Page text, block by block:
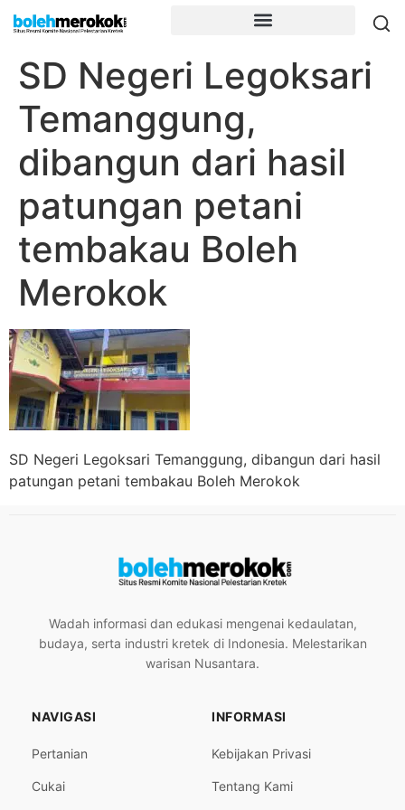
SD Negeri Legoksari
Temanggung,
dibangun dari hasil
patungan petani
tembakau Boleh
Merokok
SD Negeri Legoksari Temanggung, dibangun dari hasil
patungan petani tembakau Boleh Merokok
Wadah informasi dan edukasi mengenai kedaulatan,
budaya, serta industri kretek di Indonesia. Melestarikan
warisan Nusantara.
NAVIGASI
Pertanian
Cukai
INFORMASI
Kebijakan Privasi
Tentang Kami